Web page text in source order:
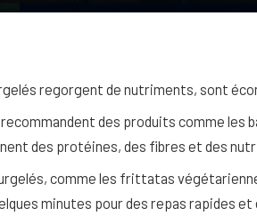
regorgent de nutriments, sont
des produits comme les
des protéines, des fibres et des
comme les frittatas
minutes pour des repas rapides et